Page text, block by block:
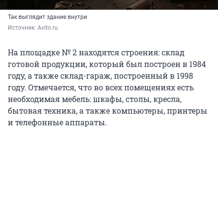
Так выглядит здание внутри
Источник: Avito.ru
На площадке № 2 находятся строения: склад
готовой продукции, который был построен в 1984
году, а также склад-гараж, построенный в 1998
году. Отмечается, что во всех помещениях есть
необходимая мебель: шкафы, столы, кресла,
бытовая техника, а также компьютеры, принтеры
и телефонные аппараты.